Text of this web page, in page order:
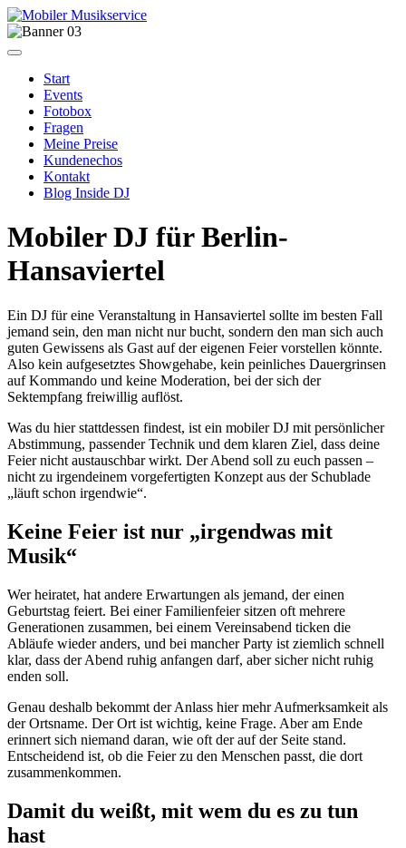
Start
Events
Fotobox
Fragen
Meine Preise
Kundenechos
Kontakt
Blog Inside DJ
Mobiler DJ für Berlin-
Hansaviertel
Ein DJ für eine Veranstaltung in Hansaviertel sollte im besten Fall
jemand sein, den man nicht nur bucht, sondern den man sich auch
guten Gewissens als Gast auf der eigenen Feier vorstellen könnte.
Also kein aufgesetztes Showgehabe, kein peinliches Dauergrinsen
auf Kommando und keine Moderation, bei der sich der
Sektempfang freiwillig auflöst.
Was du hier stattdessen findest, ist ein mobiler DJ mit persönlicher
Abstimmung, passender Technik und dem klaren Ziel, dass deine
Feier nicht austauschbar wirkt. Der Abend soll zu euch passen –
nicht zu irgendeinem vorgefertigten Konzept aus der Schublade
„läuft schon irgendwie“.
Keine Feier ist nur „irgendwas mit
Musik“
Wer heiratet, hat andere Erwartungen als jemand, der einen
Geburtstag feiert. Bei einer Familienfeier sitzen oft mehrere
Generationen zusammen, bei einem Vereinsabend ticken die
Abläufe wieder anders, und bei mancher Party ist ziemlich schnell
klar, dass der Abend ruhig anfangen darf, aber sicher nicht ruhig
enden soll.
Genau deshalb bekommt der Anlass hier mehr Aufmerksamkeit als
der Ortsname. Der Ort ist wichtig, keine Frage. Aber am Ende
erinnert sich niemand daran, wie oft der auf der Seite stand.
Entscheidend ist, ob die Feier zu den Menschen passt, die dort
zusammenkommen.
Damit du weißt, mit wem du es zu tun
hast